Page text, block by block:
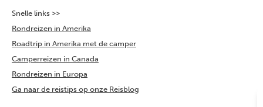
Snelle links >>
Rondreizen in Amerika
Roadtrip in Amerika met de camper
Camperreizen in Canada
Rondreizen in Europa
Ga naar de reistips op onze Reisblog